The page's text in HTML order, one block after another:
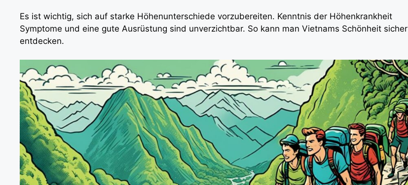
Es ist wichtig, sich auf starke Höhenunterschiede vorzubereiten. Kenntnis der Höhenkrankheit
Symptome und eine gute Ausrüstung sind unverzichtbar. So kann man Vietnams Schönheit sicher
entdecken.